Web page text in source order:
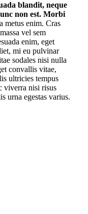
blandit, neque
non est. Morbi
metus enim. Cras
vel sem
enim, eget
mi eu pulvinar
sodales nisi nulla
convallis vitae,
ultricies tempus
viverra nisi risus
urna egestas varius.